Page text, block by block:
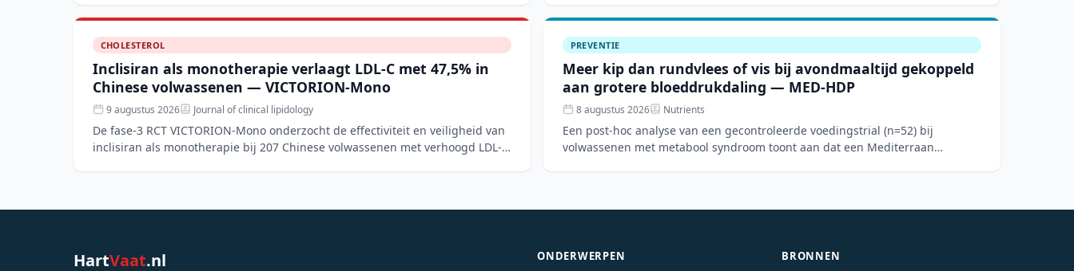
CHOLESTEROL
Inclisiran als monotherapie verlaagt LDL-C met 47,5% in
Chinese volwassenen — VICTORION-Mono
9 augustus 2026 Journal of clinical lipidology
De fase-3 RCT VICTORION-Mono onderzocht de effectiviteit en veiligheid van
inclisiran als monotherapie bij 207 Chinese volwassenen met verhoogd LDL-C
PREVENTIE
Meer kip dan rundvlees of vis bij avondmaaltijd gekoppeld
aan grotere bloeddrukdaling — MED-HDP
8 augustus 2026 Nutrients
Een post-hoc analyse van een gecontroleerde voedingstrial (n=52) bij
volwassenen met metabool syndroom toont aan dat een Mediterraan
HartVaat.nl ONDERWERPEN BRONNEN